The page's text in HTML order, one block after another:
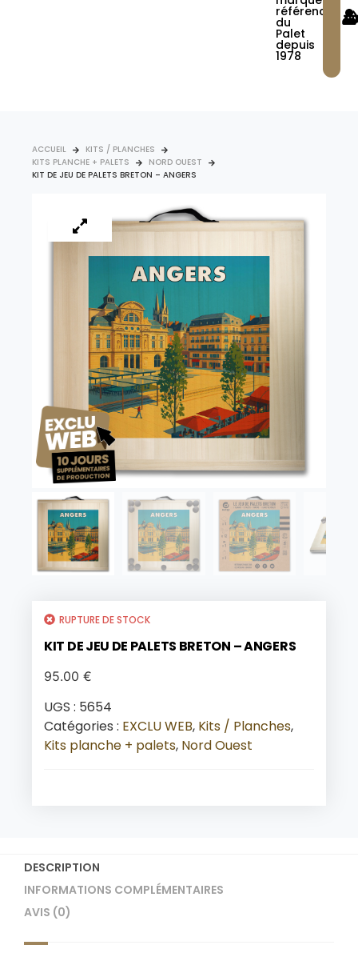
référence
du
Palet
depuis
1978
ACCUEIL
KITS / PLANCHES
KITS PLANCHE + PALETS
NORD OUEST
KIT DE JEU DE PALETS BRETON – ANGERS
RUPTURE DE STOCK
KIT DE JEU DE PALETS BRETON – ANGERS
95.00 €
UGS : 5654
Catégories : EXCLU WEB, Kits / Planches,
Kits planche + palets, Nord Ouest
DESCRIPTION
INFORMATIONS COMPLÉMENTAIRES
AVIS (0)